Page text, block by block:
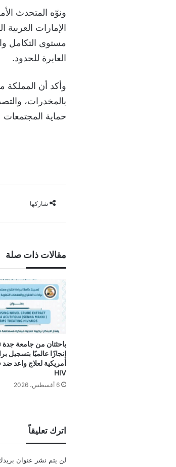
ونوّه المتحدث
الإمارات
مستوى التكامل
العابرة للحدود.
وأكد أن المملكة
بالمخدرات،
حماية
شاركها
مقالات ذات صلة
باحثتان من جامعة جدة
إنجازًا عالميًا بتسجيل
أمريكية لعلاج واعد
HIV
6 أغسطس، 2026
اترك تعليقاً
لن يتم نشر عنوان